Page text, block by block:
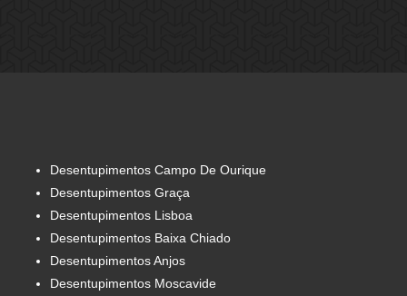
Desentupimentos Campo De Ourique
Desentupimentos Graça
Desentupimentos Lisboa
Desentupimentos Baixa Chiado
Desentupimentos Anjos
Desentupimentos Moscavide